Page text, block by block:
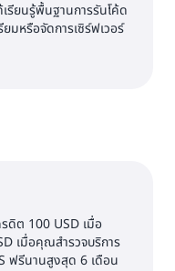
รียนรู้พื้นฐานการรันโค้ด
มหรือจัดการเซิร์ฟเวอร์
ดิต 100 USD เมื่อ
เมื่อคุณสำรวจบริการ
ฟรีนานสูงสุด 6 เดือน